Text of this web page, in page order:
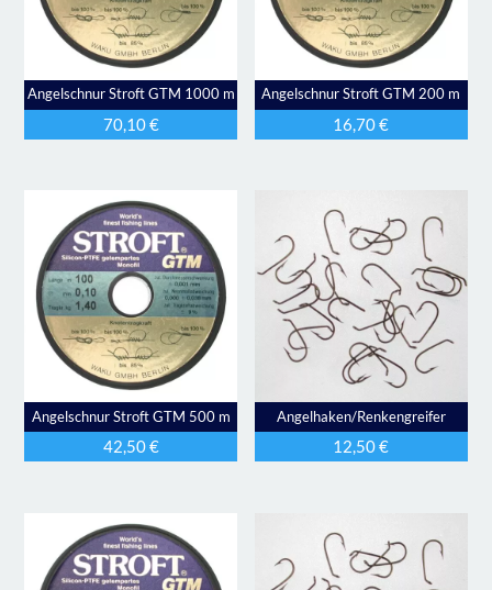
Angelschnur Stroft GTM 1000 m
70,10€
Angelschnur Stroft GTM 200 m
16,70€
Angelschnur Stroft GTM 500 m
42,50€
Angelhaken/Renkengreifer
12,50€